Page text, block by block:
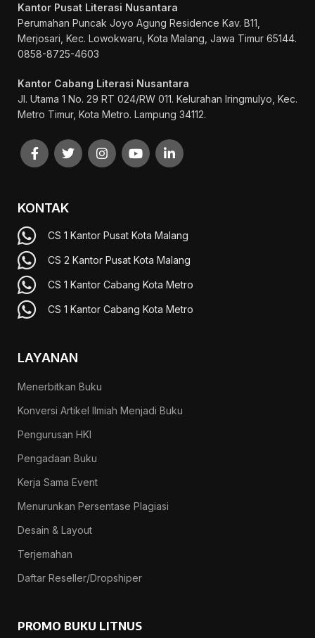
Kantor Pusat Literasi Nusantara
Perumahan Puncak Joyo Agung Residence Kav. B11,
Merjosari, Kec. Lowokwaru, Kota Malang, Jawa Timur 65144.
0858-8725-4603
Kantor Cabang Literasi Nusantara
Jl. Utama 1 No. 29 RT 024/RW 011. Kelurahan Iringmulyo, Kec.
Metro Timur, Kota Metro. Lampung 34112.
KONTAK
CS 1 Kantor Pusat Kota Malang
CS 2 Kantor Pusat Kota Malang
CS 1 Kantor Cabang Kota Metro
CS 1 Kantor Cabang Kota Metro
LAYANAN
Menerbitkan Buku
Konversi Artikel Ilmiah Menjadi Buku
Pengurusan HKI
Pengadaan Buku
Kerja Sama Event
Menurunkan Persentase Plagiasi
Desain & Layout
Terjemahan
Daftar Reseller/Dropshiper
PROMO BUKU LITNUS